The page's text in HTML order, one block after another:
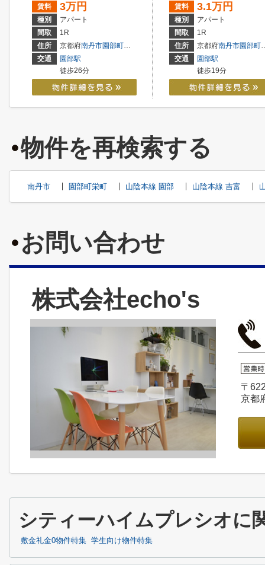
賃料 3万円
種別
アパート
間取
1R
住所
京都府南丹市園部町小桜町
交通
園部駅
徒歩26分
賃料 3.1万円
種別
アパート
間取
1R
住所
京都府南丹市園部町小山西町
交通
園部駅
徒歩19分
物件を再検索する
南丹市 園部町栄町 山陰本線 園部 山陰本線 吉富
お問い合わせ
株式会社echo's
〒
京都
シティーハイムプレシオに
敷金礼金0物件特集 学生向け物件特集